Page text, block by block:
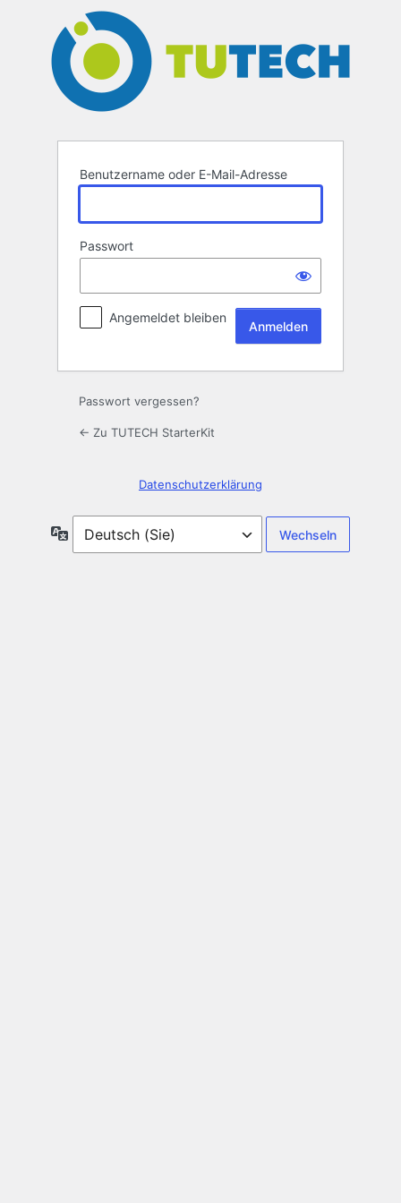
Anmelden
Benutzername oder E-Mail-Adresse
Passwort
Angemeldet bleiben
Passwort vergessen?
← Zu TUTECH StarterKit
Datenschutzerklärung
Sprache